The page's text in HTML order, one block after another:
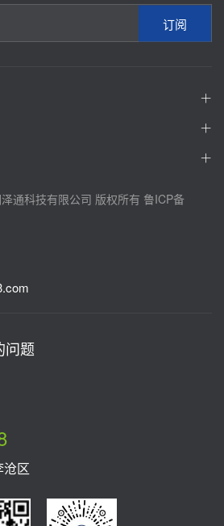
订阅
通科技有限公司 版权所有 鲁ICP备
问题
区